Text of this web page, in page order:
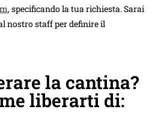
, specificando la tua richiesta. Sarai
nostro staff per definire il
la cantina?
liberarti di: